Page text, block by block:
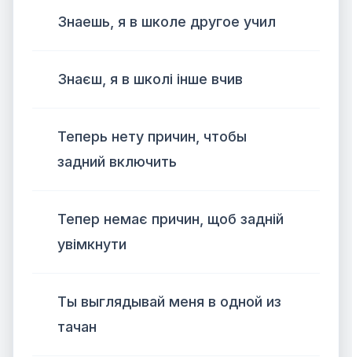
Знаешь, я в школе другое учил
Знаєш, я в школі інше вчив
Теперь нету причин, чтобы
задний включить
Тепер немає причин, щоб задній
увімкнути
Ты выглядывай меня в одной из
тачан